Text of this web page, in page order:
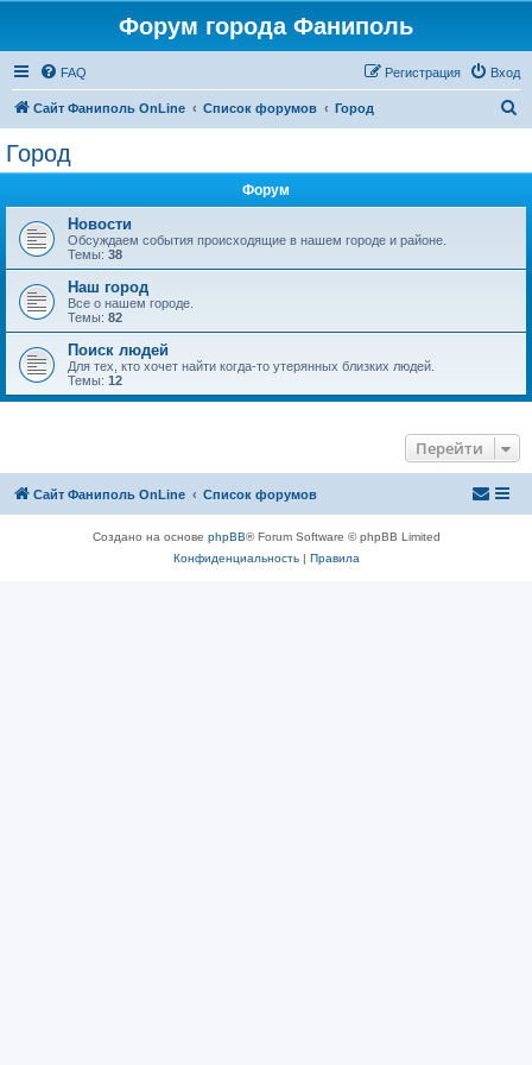
Форум города Фаниполь
FAQ Вход
Регистрация
Сайт Фаниполь OnLine Список форумов Город
Город
Форум
Новости
Обсуждаем события происходящие в нашем городе и районе.
Темы: 38
Наш город
Все о нашем городе.
Темы: 82
Поиск людей
Для тех, кто хочет найти когда-то утерянных близких людей.
Темы: 12
Перейти
Сайт Фаниполь OnLine Список форумов
Создано на основе phpBB® Forum Software © phpBB Limited
Конфиденциальность| Правила